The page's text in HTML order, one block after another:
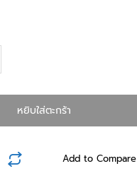
หยิบใส่ตะกร้า
Add to Compare